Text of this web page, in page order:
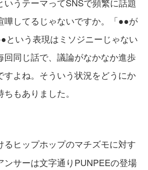
いうテーマってSNSで頻繁に話題
嘩してるじゃないですか。「●●が
という表現はミソジニーじゃない
回同じ話で、議論がなかなか進歩
すよね。そういう状況をどうにか
もありました。
るヒップホップのマチズモに対す
ンサーは文字通りPUNPEEの登場